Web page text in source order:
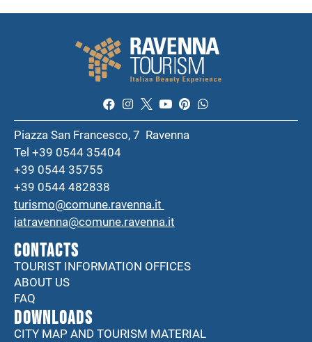
Piazza San Francesco, 7 Ravenna
Tel +39 0544 35404
+39 0544 35755
+39 0544 482838
turismo@comune.ravenna.it
iatravenna@comune.ravenna.it
CONTACTS
TOURIST INFORMATION OFFICES
ABOUT US
FAQ
DOWNLOADS
CITY MAP AND TOURISM MATERIAL